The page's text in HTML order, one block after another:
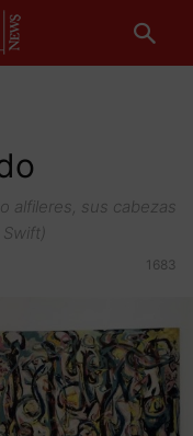
alfileres, sus cabezas
1683